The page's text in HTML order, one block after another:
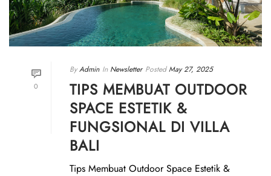
0
By Admin In Newsletter Posted May 27, 2025
TIPS MEMBUAT OUTDOOR
SPACE ESTETIK &
FUNGSIONAL DI VILLA
BALI
Tips Membuat Outdoor Space Estetik &